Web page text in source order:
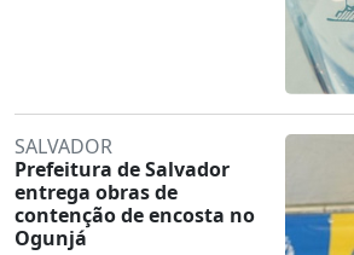
SALVADOR
Prefeitura de Salvador
entrega obras de
contenção de encosta no
Ogunjá